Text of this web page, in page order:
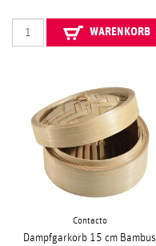
WARENKORB
Contacto
Dampfgarkorb 15 cm Bambus